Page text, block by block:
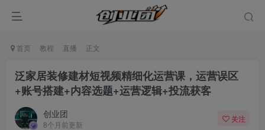
首页 教程 直播 正文
泛家居装修建材短视频精细化运营课，运营误区
+账号搭建+内容选题+运营逻辑+投流获客
创业团
8个月前更新
关注